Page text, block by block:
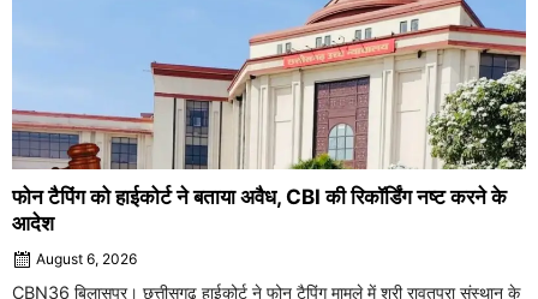
फोन टैपिंग को हाईकोर्ट ने बताया अवैध, CBI की रिकॉर्डिंग नष्ट करने के
आदेश
August 6, 2026
CBN36 बिलासपुर। छत्तीसगढ़ हाईकोर्ट ने फोन टैपिंग मामले में श्री रावतपुरा संस्थान के